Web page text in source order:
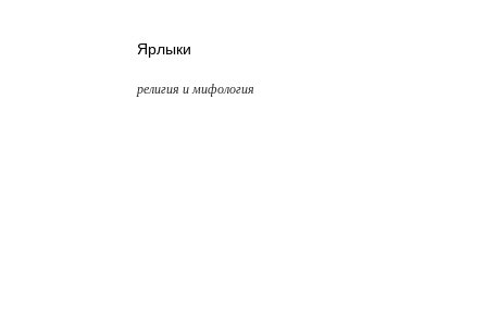
Ярлыки
религия и мифология